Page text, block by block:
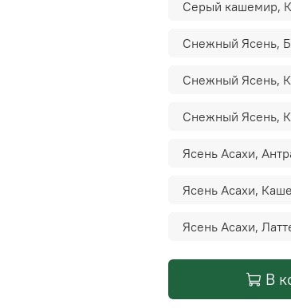
Серый кашемир,
Снежный Ясень,
Снежный Ясень,
Снежный Ясень,
Ясень Асахи,
Ясень Асахи,
Ясень Асахи,
В